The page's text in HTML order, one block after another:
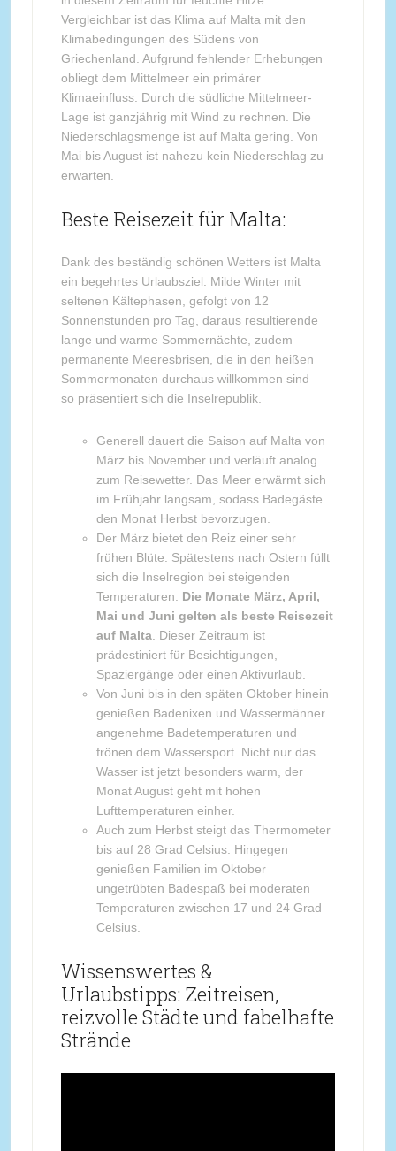
Vergleichbar ist das Klima auf Malta mit den
Klimabedingungen des Südens von
Griechenland. Aufgrund fehlender Erhebungen
obliegt dem Mittelmeer ein primärer
Klimaeinfluss. Durch die südliche Mittelmeer-
Lage ist ganzjährig mit Wind zu rechnen. Die
Niederschlagsmenge ist auf Malta gering. Von
Mai bis August ist nahezu kein Niederschlag zu
erwarten.
Beste Reisezeit für Malta:
Dank des beständig schönen Wetters ist Malta
ein begehrtes Urlaubsziel. Milde Winter mit
seltenen Kältephasen, gefolgt von 12
Sonnenstunden pro Tag, daraus resultierende
lange und warme Sommernächte, zudem
permanente Meeresbrisen, die in den heißen
Sommermonaten durchaus willkommen sind –
so präsentiert sich die Inselrepublik.
Generell dauert die Saison auf Malta von
März bis November und verläuft analog
zum Reisewetter. Das Meer erwärmt sich
im Frühjahr langsam, sodass Badegäste
den Monat Herbst bevorzugen.
Der März bietet den Reiz einer sehr
frühen Blüte. Spätestens nach Ostern füllt
sich die Inselregion bei steigenden
Temperaturen. Die Monate März, April,
Mai und Juni gelten als beste Reisezeit
auf Malta. Dieser Zeitraum ist
prädestiniert für Besichtigungen,
Spaziergänge oder einen Aktivurlaub.
Von Juni bis in den späten Oktober hinein
genießen Badenixen und Wassermänner
angenehme Badetemperaturen und
frönen dem Wassersport. Nicht nur das
Wasser ist jetzt besonders warm, der
Monat August geht mit hohen
Lufttemperaturen einher.
Auch zum Herbst steigt das Thermometer
bis auf 28 Grad Celsius. Hingegen
genießen Familien im Oktober
ungetrübten Badespaß bei moderaten
Temperaturen zwischen 17 und 24 Grad
Celsius.
Wissenswertes &
Urlaubstipps: Zeitreisen,
reizvolle Städte und fabelhafte
Strände